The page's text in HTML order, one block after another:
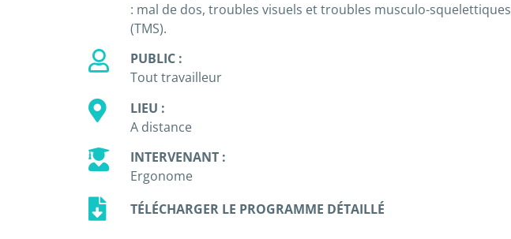
: mal de dos, troubles visuels et troubles musculo-squelettiques
(TMS).
PUBLIC :
Tout travailleur
LIEU :
A distance
INTERVENANT :
Ergonome
TÉLÉCHARGER LE PROGRAMME DÉTAILLÉ